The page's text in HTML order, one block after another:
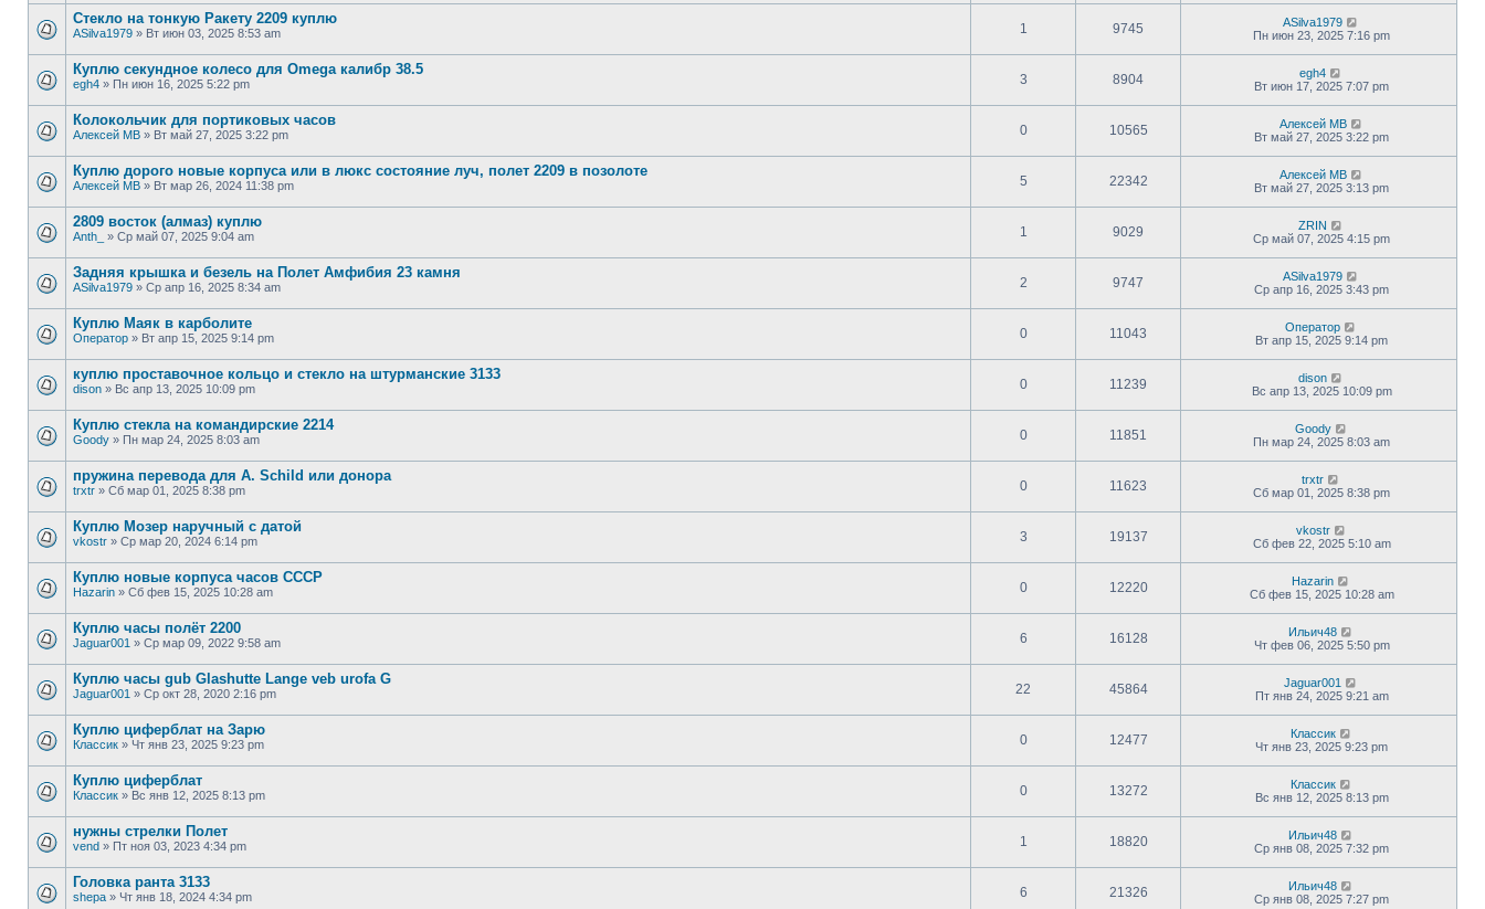
Стекло на тонкую Ракету 2209 куплю
ASilva1979 » Вт июн 03, 2025 8:53 am 1 9745
ASilva1979
Пн июн 23, 2025 7:16 pm
Куплю секундное колесо для Omega калибр 38.5
egh4 » Пн июн 16, 2025 5:22 pm 3 8904
egh4
Вт июн 17, 2025 7:07 pm
Колокольчик для портиковых часов
Алексей МВ » Вт май 27, 2025 3:22 pm 0 10565
Алексей МВ
Вт май 27, 2025 3:22 pm
Куплю дорого новые корпуса или в люкс состояние луч, полет 2209 в позолоте
Алексей МВ » Вт мар 26, 2024 11:38 pm 5 22342
Алексей МВ
Вт май 27, 2025 3:13 pm
2809 восток (алмаз) куплю
Anth_ » Ср май 07, 2025 9:04 am 1 9029
ZRIN
Ср май 07, 2025 4:15 pm
Задняя крышка и безель на Полет Амфибия 23 камня
ASilva1979 » Ср апр 16, 2025 8:34 am 2 9747
ASilva1979
Ср апр 16, 2025 3:43 pm
Куплю Маяк в карболите
Оператор » Вт апр 15, 2025 9:14 pm 0 11043
Оператор
Вт апр 15, 2025 9:14 pm
куплю проставочное кольцо и стекло на штурманские 3133
dison » Вс апр 13, 2025 10:09 pm 0 11239
dison
Вс апр 13, 2025 10:09 pm
Куплю стекла на командирские 2214
Goody » Пн мар 24, 2025 8:03 am 0 11851
Goody
Пн мар 24, 2025 8:03 am
пружина перевода для A. Schild или донора
trxtr » Сб мар 01, 2025 8:38 pm 0 11623
trxtr
Сб мар 01, 2025 8:38 pm
Куплю Мозер наручный с датой
vkostr » Ср мар 20, 2024 6:14 pm 3 19137
vkostr
Сб фев 22, 2025 5:10 am
Куплю новые корпуса часов СССР
Hazarin » Сб фев 15, 2025 10:28 am 0 12220
Hazarin
Сб фев 15, 2025 10:28 am
Куплю часы полёт 2200
Jaguar001 » Ср мар 09, 2022 9:58 am 6 16128
Ильич48
Чт фев 06, 2025 5:50 pm
Куплю часы gub Glashutte Lange veb urofa G
Jaguar001 » Ср окт 28, 2020 2:16 pm 22 45864
Jaguar001
Пт янв 24, 2025 9:21 am
Куплю циферблат на Зарю
Классик » Чт янв 23, 2025 9:23 pm 0 12477
Классик
Чт янв 23, 2025 9:23 pm
Куплю циферблат
Классик » Вс янв 12, 2025 8:13 pm 0 13272
Классик
Вс янв 12, 2025 8:13 pm
нужны стрелки Полет
vend » Пт ноя 03, 2023 4:34 pm 1 18820
Ильич48
Ср янв 08, 2025 7:32 pm
Головка ранта 3133
shepa » Чт янв 18, 2024 4:34 pm 6 21326
Ильич48
Ср янв 08, 2025 7:27 pm